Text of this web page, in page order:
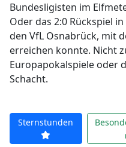
Bundesligisten im
Oder das 2:0 Rückspiel
den VfL Osnabrück, mit
erreichen konnte. Nicht
Europapokalspiele oder
Schacht.